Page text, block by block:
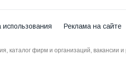
Реклама на сайте
каталог фирм и организаций, вакансии